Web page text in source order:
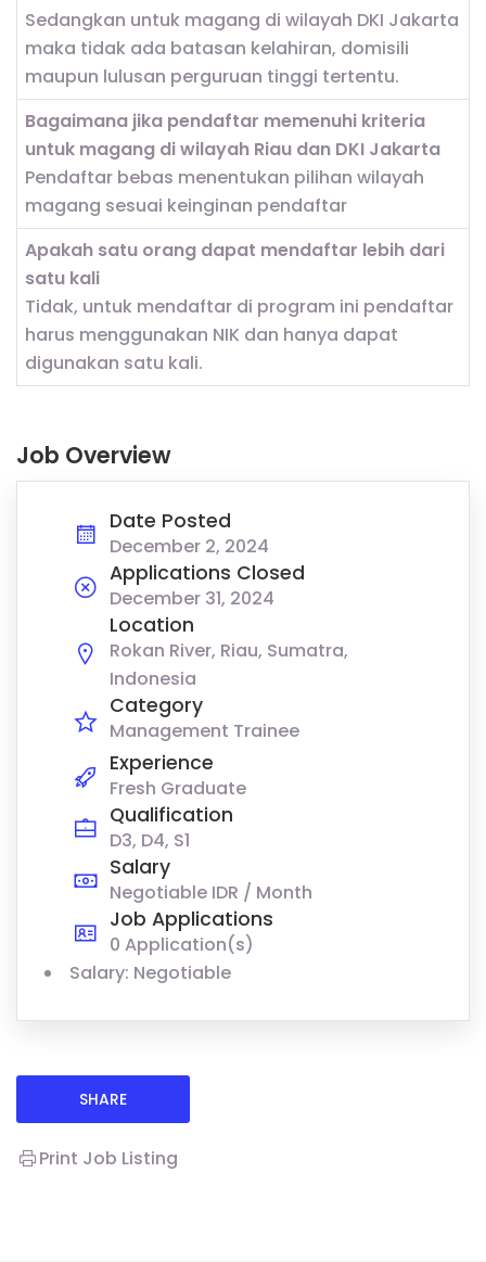
Sedangkan untuk magang di wilayah DKI Jakarta
maka tidak ada batasan kelahiran, domisili
maupun lulusan perguruan tinggi tertentu.
Bagaimana jika pendaftar memenuhi kriteria
untuk magang di wilayah Riau dan DKI Jakarta
Pendaftar bebas menentukan pilihan wilayah
magang sesuai keinginan pendaftar
Apakah satu orang dapat mendaftar lebih dari
satu kali
Tidak, untuk mendaftar di program ini pendaftar
harus menggunakan NIK dan hanya dapat
digunakan satu kali.
Job Overview
Date Posted
December 2, 2024
Applications Closed
December 31, 2024
Location
Rokan River, Riau, Sumatra,
Indonesia
Category
Management Trainee
Experience
Fresh Graduate
Qualification
D3, D4, S1
Salary
Negotiable IDR / Month
Job Applications
0 Application(s)
Salary: Negotiable
SHARE
Print Job Listing